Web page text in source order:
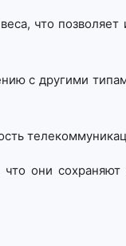
что позволяет
с другими
они